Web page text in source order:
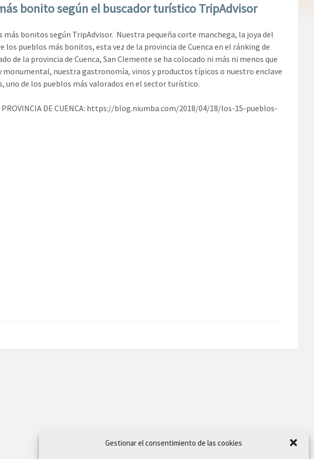
Gestionar el consentimiento de las cookies
bonito según el buscador turístico TripAdvisor
bonitos según TripAdvisor. Nuestra pequeña corte manchega, la joya del
los pueblos más bonitos, esta vez de la provincia de Cuenca en el ránking de
de la provincia de Cuenca, San Clemente se ha colocado ni más ni menos que
nuestra gastronomía, vinos y productos típicos o nuestro enclave
uno de los pueblos más valorados en el sector turístico.
PROVINCIA DE CUENCA: https://blog.niumba.com/2018/04/18/los-15-pueblos-